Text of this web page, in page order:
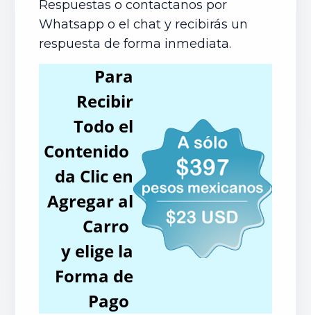
Respuestas o contactanos por
Whatsapp o el chat y recibirás un
respuesta de forma inmediata.
Para
Recibir
Todo el
Contenido
da Clic en
Agregar al
Carro
y elige la
Forma de
Pago